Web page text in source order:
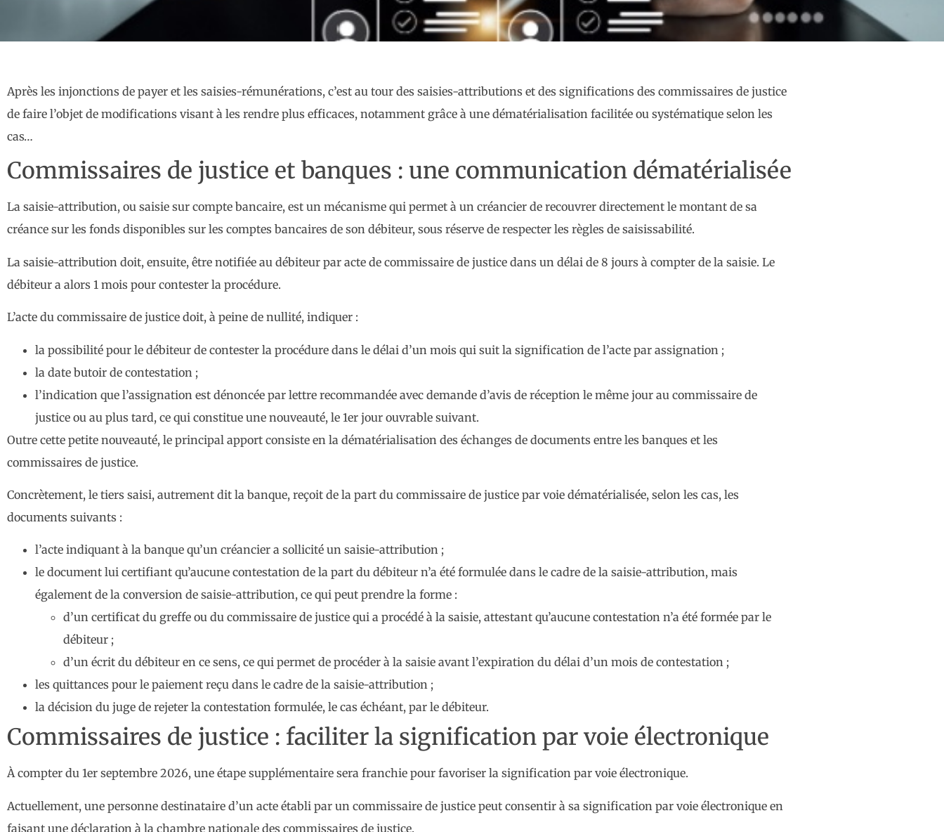
Après les injonctions de payer et les saisies-rémunérations, c’est au tour des saisies-attributions et des significations des commissaires de justice
de faire l’objet de modifications visant à les rendre plus efficaces, notamment grâce à une dématérialisation facilitée ou systématique selon les
cas…
Commissaires de justice et banques : une communication dématérialisée
La saisie-attribution, ou saisie sur compte bancaire, est un mécanisme qui permet à un créancier de recouvrer directement le montant de sa
créance sur les fonds disponibles sur les comptes bancaires de son débiteur, sous réserve de respecter les règles de saisissabilité.
La saisie-attribution doit, ensuite, être notifiée au débiteur par acte de commissaire de justice dans un délai de 8 jours à compter de la saisie. Le
débiteur a alors 1 mois pour contester la procédure.
L’acte du commissaire de justice doit, à peine de nullité, indiquer :
la possibilité pour le débiteur de contester la procédure dans le délai d’un mois qui suit la signification de l’acte par assignation ;
la date butoir de contestation ;
l’indication que l’assignation est dénoncée par lettre recommandée avec demande d’avis de réception le même jour au commissaire de
justice ou au plus tard, ce qui constitue une nouveauté, le 1er jour ouvrable suivant.
Outre cette petite nouveauté, le principal apport consiste en la dématérialisation des échanges de documents entre les banques et les
commissaires de justice.
Concrètement, le tiers saisi, autrement dit la banque, reçoit de la part du commissaire de justice par voie dématérialisée, selon les cas, les
documents suivants :
l’acte indiquant à la banque qu’un créancier a sollicité un saisie-attribution ;
le document lui certifiant qu’aucune contestation de la part du débiteur n’a été formulée dans le cadre de la saisie-attribution, mais
également de la conversion de saisie-attribution, ce qui peut prendre la forme :
d’un certificat du greffe ou du commissaire de justice qui a procédé à la saisie, attestant qu’aucune contestation n’a été formée par le
débiteur ;
d’un écrit du débiteur en ce sens, ce qui permet de procéder à la saisie avant l’expiration du délai d’un mois de contestation ;
les quittances pour le paiement reçu dans le cadre de la saisie-attribution ;
la décision du juge de rejeter la contestation formulée, le cas échéant, par le débiteur.
Commissaires de justice : faciliter la signification par voie électronique
À compter du 1er septembre 2026, une étape supplémentaire sera franchie pour favoriser la signification par voie électronique.
Actuellement, une personne destinataire d’un acte établi par un commissaire de justice peut consentir à sa signification par voie électronique en
faisant une déclaration à la chambre nationale des commissaires de justice.